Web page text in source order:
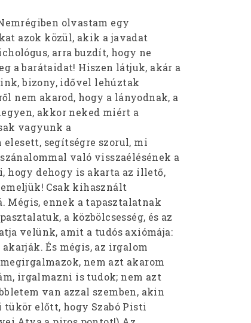
olvastam egy
azok közül, akik a javadat
arra buzdít, hogy ne
a barátaidat! Hiszen látjuk, akár a
bizony, idővel lehúztak
nem akarod, hogy a lányodnak, a
akkor neked miért a
vagyunk a
segítségre szorul, mi
való visszaélésének a
hogy dehogy is akarta az illető,
Csak kihasznált
Mégis, ennek a tapasztalatnak
a közbölcsesség, és az
velünk, amit a tudós axiómája:
És mégis, az irgalom
nem azt akarom
irgalmazni is tudok; nem azt
van azzal szemben, akin
előtt, hogy Szabó Pisti